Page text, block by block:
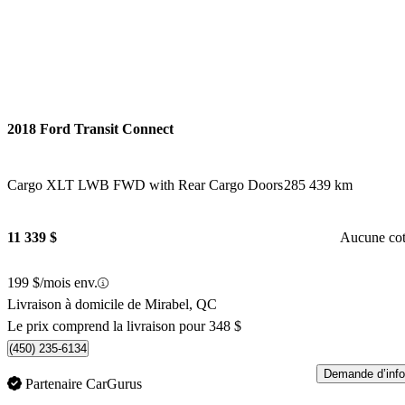
2018 Ford Transit Connect
Cargo XLT LWB FWD with Rear Cargo Doors285 439 km
11 339 $ Aucune
199 $/mois env.
Livraison à domicile de Mirabel, QC
Le prix comprend la livraison pour 348 $
(450) 235-6134
Partenaire CarGurus
Demande d’info